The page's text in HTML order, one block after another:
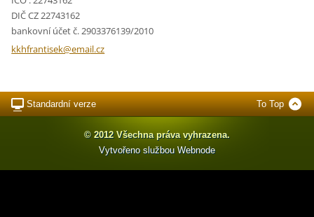
DIČ CZ 22743162
bankovní účet č. 2903376139/2010
kkhfrantisek@email.cz
Standardní verze To Top
© 2012 Všechna práva vyhrazena.
Vytvořeno službou Webnode